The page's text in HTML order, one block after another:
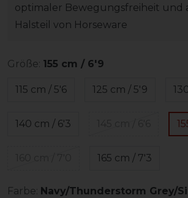
optimaler Bewegungsfreiheit und
Halsteil von Horseware
Größe: 155 cm / 6'9
115 cm / 5'6 125 cm / 5'9
140 cm / 6'3
165 cm / 7'3
Farbe: Navy/Thunderstorm Grey/